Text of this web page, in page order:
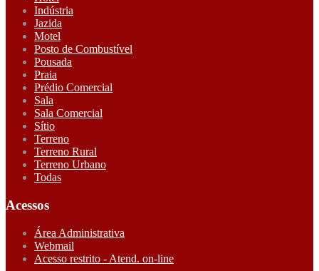
Indústria
Jazida
Motel
Posto de Combustível
Pousada
Praia
Prédio Comercial
Sala
Sala Comercial
Sítio
Terreno
Terreno Rural
Terreno Urbano
Todas
Acessos
Área Administrativa
Webmail
Acesso restrito - Atend. on-line